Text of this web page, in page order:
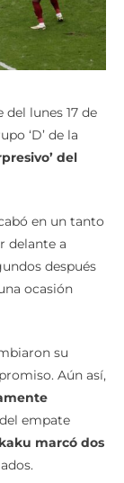
del lunes 17 de
‘D’ de la
del
en un tanto
delante a
después
ocasión
su
Aún así,
empate
marcó dos